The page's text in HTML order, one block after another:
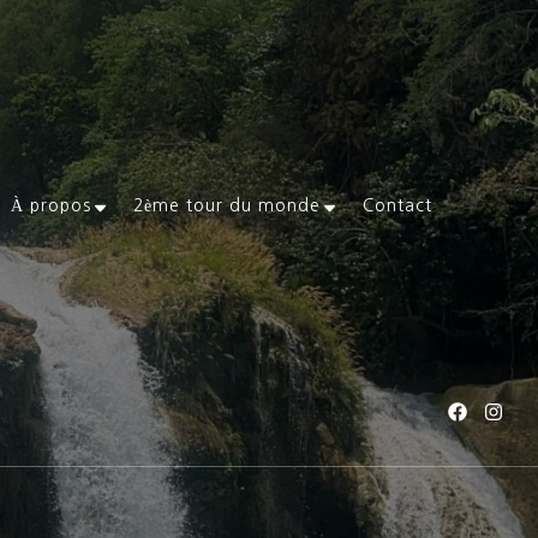
À propos 2ème tour du monde Contact